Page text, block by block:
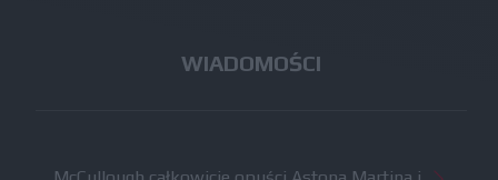
WIADOMOŚCI